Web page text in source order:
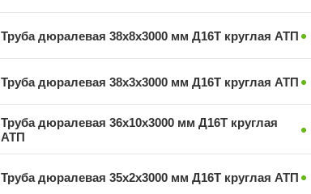
Труба дюралевая 38х8х3000 мм Д16Т круглая АТП
Труба дюралевая 38х3х3000 мм Д16Т круглая АТП
Труба дюралевая 36х10х3000 мм Д16Т круглая
АТП
Труба дюралевая 35х2х3000 мм Д16Т круглая АТП